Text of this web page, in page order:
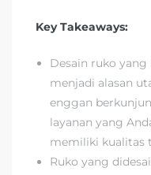
Key Takeaways:
Desain ruko
menjadi alasan
enggan
layanan yang
memiliki kualitas
Ruko yang